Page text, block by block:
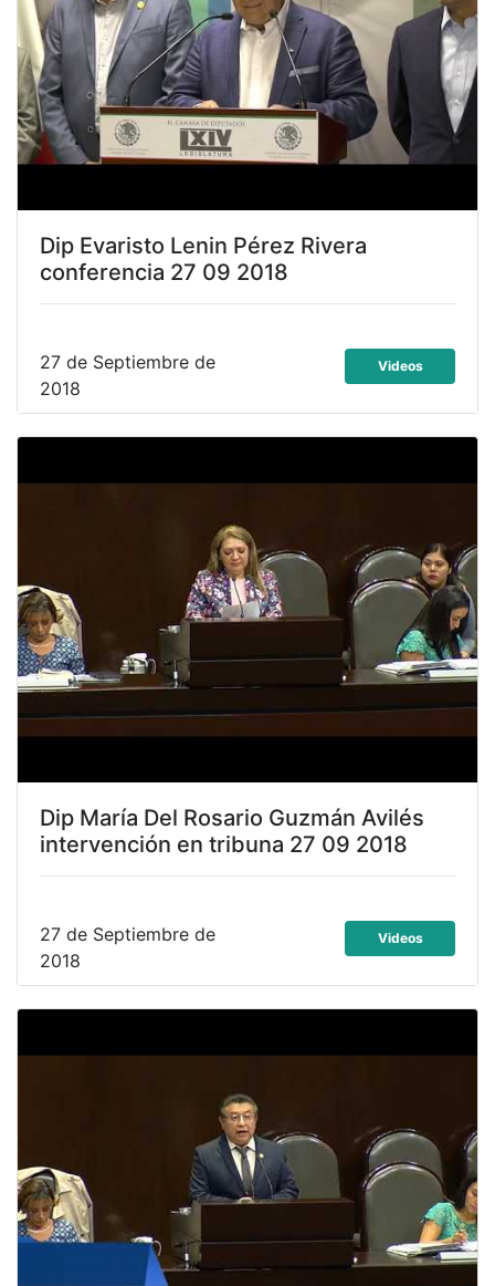
Dip Evaristo Lenin Pérez Rivera
conferencia 27 09 2018
27 de Septiembre de
2018
Videos
Dip María Del Rosario Guzmán Avilés
intervención en tribuna 27 09 2018
27 de Septiembre de
2018
Videos